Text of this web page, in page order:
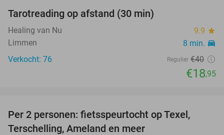
Tarotreading op afstand (30 min)
Healing van Nu 9.9 star
Limmen 8 min. directions_car
Verkocht: 76 Regulier €40
€18,95
Per 2 personen: fietsspeurtocht op Texel,
Terschelling, Ameland en meer